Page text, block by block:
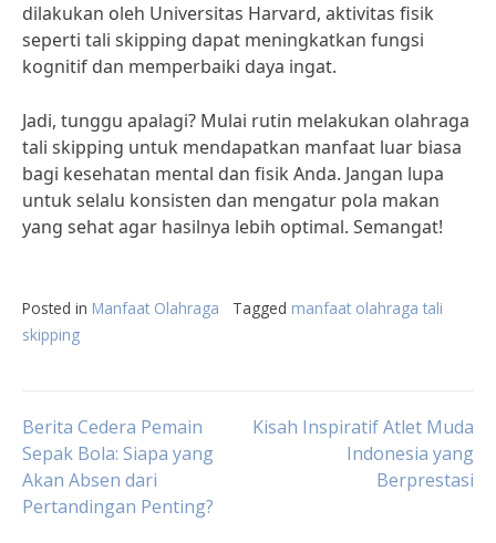
dilakukan oleh Universitas Harvard, aktivitas fisik
seperti tali skipping dapat meningkatkan fungsi
kognitif dan memperbaiki daya ingat.
Jadi, tunggu apalagi? Mulai rutin melakukan olahraga
tali skipping untuk mendapatkan manfaat luar biasa
bagi kesehatan mental dan fisik Anda. Jangan lupa
untuk selalu konsisten dan mengatur pola makan
yang sehat agar hasilnya lebih optimal. Semangat!
Posted in Manfaat Olahraga Tagged manfaat olahraga tali
skipping
Post
navigation
Berita Cedera Pemain
Sepak Bola: Siapa yang
Akan Absen dari
Pertandingan Penting?
Kisah Inspiratif Atlet Muda
Indonesia yang
Berprestasi